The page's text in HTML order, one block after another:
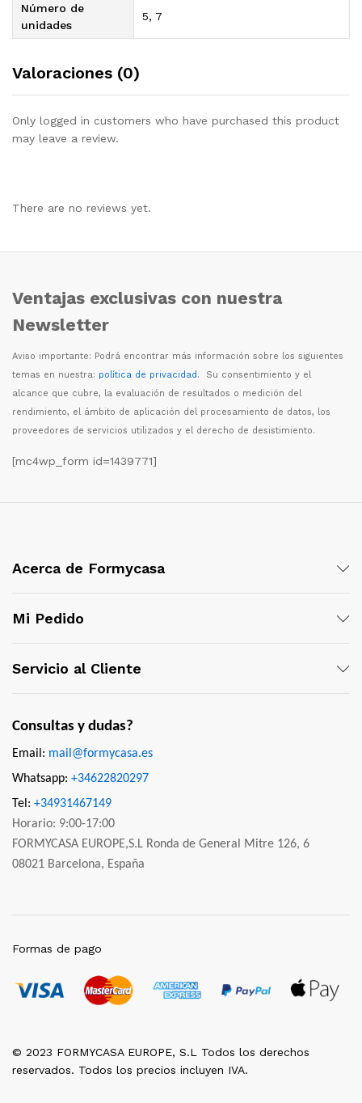
Número de
unidades
5, 7
Valoraciones (0)
Only logged in customers who have purchased this product
may leave a review.
There are no reviews yet.
Ventajas exclusivas con nuestra
Newsletter
Aviso importante: Podrá encontrar más información sobre los siguientes
temas en nuestra: política de privacidad. Su consentimiento y el
alcance que cubre, la evaluación de resultados o medición del
rendimiento, el ámbito de aplicación del procesamiento de datos, los
proveedores de servicios utilizados y el derecho de desistimiento.
[mc4wp_form id=1439771]
Acerca de Formycasa
Mi Pedido
Servicio al Cliente
Consultas y dudas?
Email: mail@formycasa.es
Whatsapp: +34622820297
Tel: +34931467149
Horario: 9:00-17:00
FORMYCASA EUROPE,S.L Ronda de General Mitre 126, 6
08021 Barcelona, España
© 2023 FORMYCASA EUROPE, S.L Todos los derechos
reservados. Todos los precios incluyen IVA.
Formas de pago